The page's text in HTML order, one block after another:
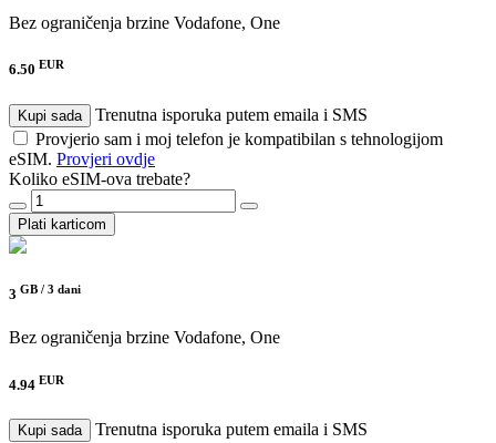
Bez ograničenja brzine Vodafone, One
6.50 EUR
Kupi sada
Trenutna isporuka putem emaila i SMS
Provjerio sam i moj telefon je kompatibilan s tehnologijom
eSIM. Provjeri ovdje
Koliko eSIM-ova trebate?
Plati karticom
3 GB / 3 dani
Bez ograničenja brzine Vodafone, One
4.94 EUR
Kupi sada
Trenutna isporuka putem emaila i SMS